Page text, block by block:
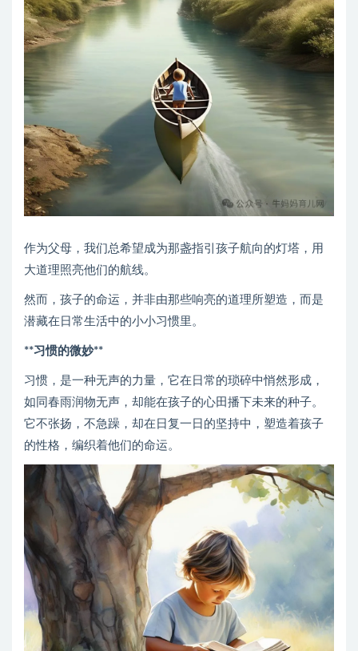
作为父母，我们总希望成为那盏指引孩子航向的灯塔，用
大道理照亮他们的航线。
然而，孩子的命运，并非由那些响亮的道理所塑造，而是
潜藏在日常生活中的小小习惯里。
**习惯的微妙**
习惯，是一种无声的力量，它在日常的琐碎中悄然形成，
如同春雨润物无声，却能在孩子的心田播下未来的种子。
它不张扬，不急躁，却在日复一日的坚持中，塑造着孩子
的性格，编织着他们的命运。